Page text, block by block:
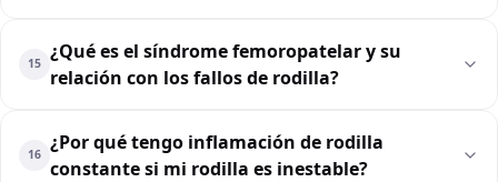
15
¿Qué es el síndrome femoropatelar y su
relación con los fallos de rodilla?
16
¿Por qué tengo inflamación de rodilla
constante si mi rodilla es inestable?